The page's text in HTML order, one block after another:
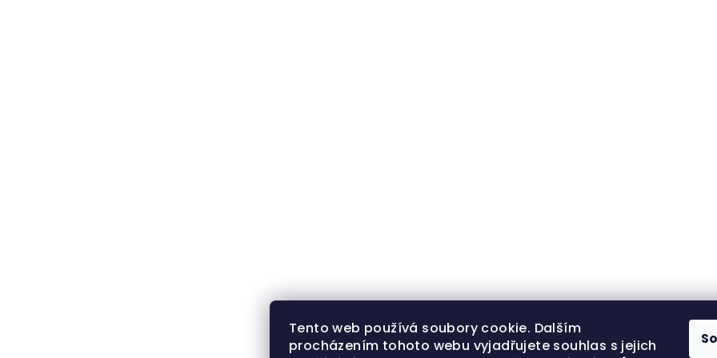
Tento web používá soubory cookie. Dalším
procházením tohoto webu vyjadřujete souhlas s jejich